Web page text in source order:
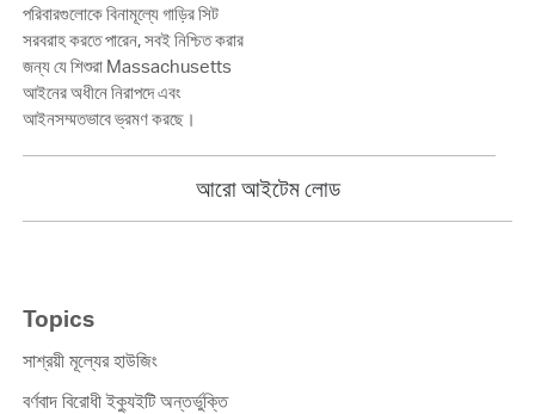
পরিবারগুলোকে বিনামূল্যে গাড়ির সিট
সরবরাহ করতে পারেন, সবই নিশ্চিত করার
জন্য যে শিশুরা Massachusetts
আইনের অধীনে নিরাপদে এবং
আইনসম্মতভাবে ভ্রমণ করছে।
আরো আইটেম লোড
Topics
সাশ্রয়ী মূল্যের হাউজিং
বর্ণবাদ বিরোধী ইক্যুইটি অন্তর্ভুক্তি